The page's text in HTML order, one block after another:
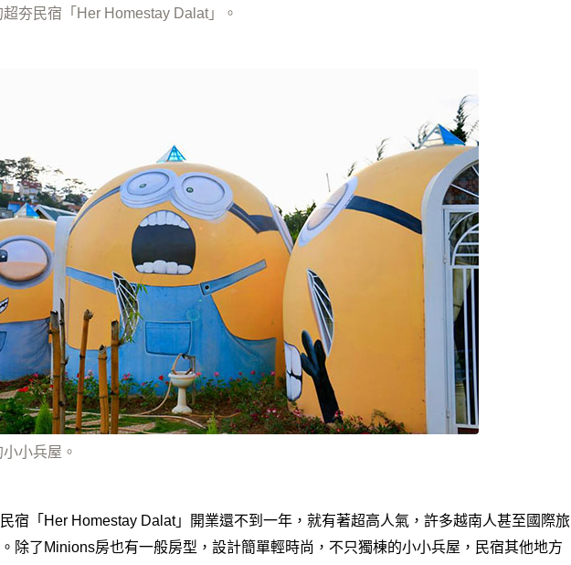
夯民宿「Her Homestay Dalat」。
小兵屋。
宿「Her Homestay Dalat」開業還不到一年，就有著超高人氣，許多越南人甚至國際旅
除了Minions房也有一般房型，設計簡單輕時尚，不只獨棟的小小兵屋，民宿其他地方